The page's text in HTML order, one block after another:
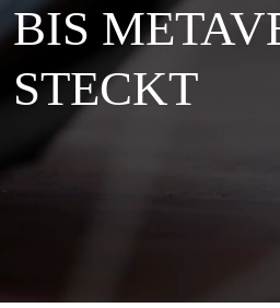
BIS
STECKT